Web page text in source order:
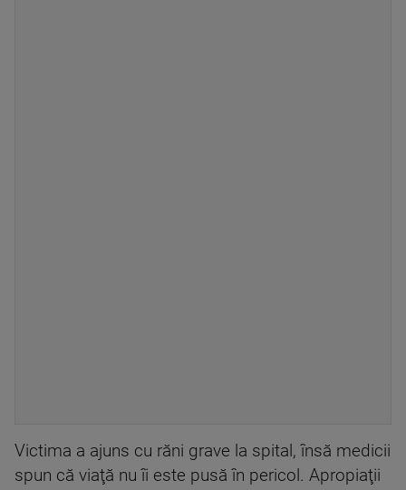
Victima a ajuns cu răni grave la spital, însă medicii
spun că viaţă nu îi este pusă în pericol. Apropiaţii